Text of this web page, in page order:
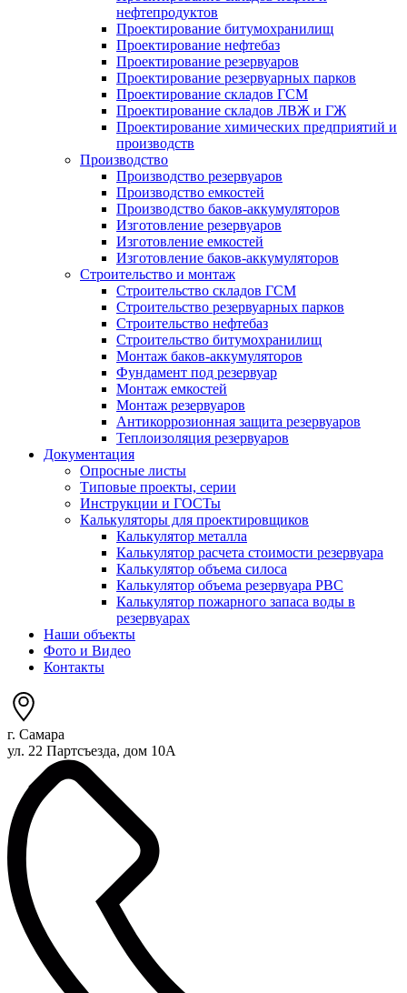
нефтепродуктов
Проектирование битумохранилищ
Проектирование нефтебаз
Проектирование резервуаров
Проектирование резервуарных парков
Проектирование складов ГСМ
Проектирование складов ЛВЖ и ГЖ
Проектирование химических предприятий и
производств
Производство
Производство резервуаров
Производство емкостей
Производство баков-аккумуляторов
Изготовление резервуаров
Изготовление емкостей
Изготовление баков-аккумуляторов
Строительство и монтаж
Строительство складов ГСМ
Строительство резервуарных парков
Строительство нефтебаз
Строительство битумохранилищ
Монтаж баков-аккумуляторов
Фундамент под резервуар
Монтаж емкостей
Монтаж резервуаров
Антикоррозионная защита резервуаров
Теплоизоляция резервуаров
Документация
Опросные листы
Типовые проекты, серии
Инструкции и ГОСТы
Калькуляторы для проектировщиков
Калькулятор металла
Калькулятор расчета стоимости резервуара
Калькулятор объема силоса
Калькулятор объема резервуара РВС
Калькулятор пожарного запаса воды в
резервуарах
Наши объекты
Фото и Видео
Контакты
г. Самара
ул. 22 Партсъезда, дом 10А